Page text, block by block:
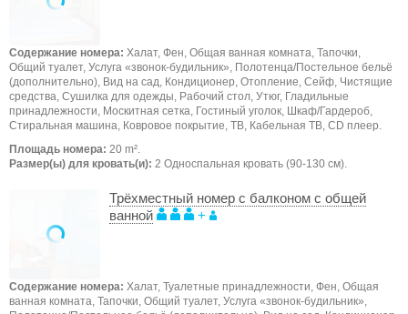
Содержание номера: Халат, Фен, Общая ванная комната, Тапочки,
Общий туалет, Услуга «звонок-будильник», Полотенца/Постельное бельё
(дополнительно), Вид на сад, Кондиционер, Отопление, Сейф, Чистящие
средства, Сушилка для одежды, Рабочий стол, Утюг, Гладильные
принадлежности, Москитная сетка, Гостиный уголок, Шкаф/Гардероб,
Стиральная машина, Ковровое покрытие, ТB, Кабельная ТВ, CD плеер.
Площадь номера: 20 m².
Размер(ы) для кровать(и): 2 Односпальная кровать (90-130 см).
Трёхместный номер с балконом с общей
ванной
+
Содержание номера: Халат, Туалетные принадлежности, Фен, Общая
ванная комната, Тапочки, Общий туалет, Услуга «звонок-будильник»,